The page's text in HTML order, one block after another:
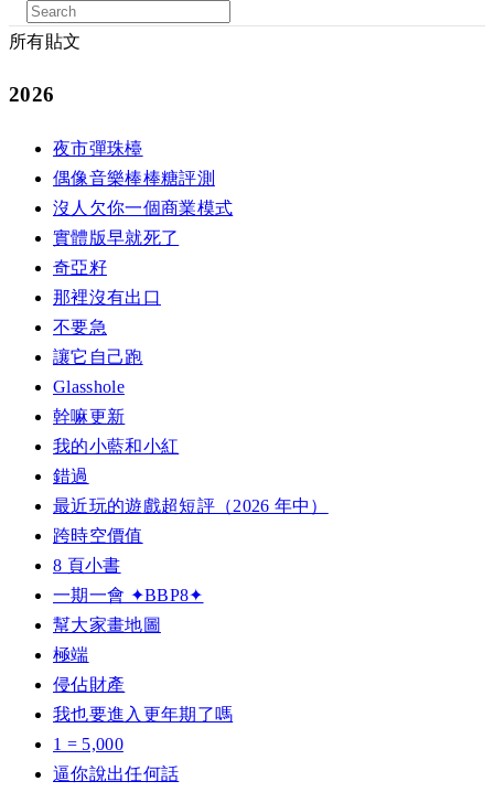
所有貼文
2026
夜市彈珠檯
偶像音樂棒棒糖評測
沒人欠你一個商業模式
實體版早就死了
奇亞籽
那裡沒有出口
不要急
讓它自己跑
Glasshole
幹嘛更新
我的小藍和小紅
錯過
最近玩的遊戲超短評（2026 年中）
跨時空價值
8 頁小書
一期一會 ✦BBP8✦
幫大家畫地圖
極端
侵佔財產
我也要進入更年期了嗎
1 = 5,000
逼你說出任何話